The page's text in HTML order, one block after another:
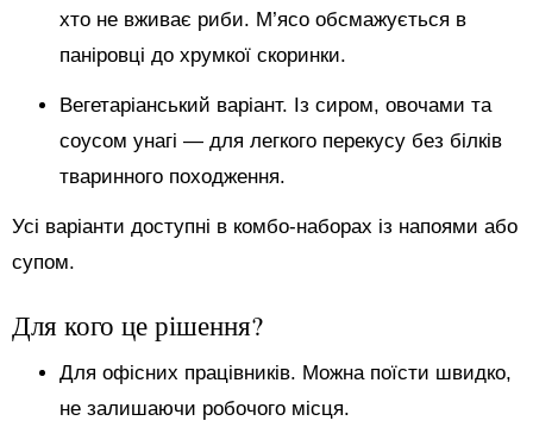
хто не вживає риби. М’ясо обсмажується в
паніровці до хрумкої скоринки.
Вегетаріанський варіант. Із сиром, овочами та
соусом унагі — для легкого перекусу без білків
тваринного походження.
Усі варіанти доступні в комбо-наборах із напоями або
супом.
Для кого це рішення?
Для офісних працівників. Можна поїсти швидко,
не залишаючи робочого місця.